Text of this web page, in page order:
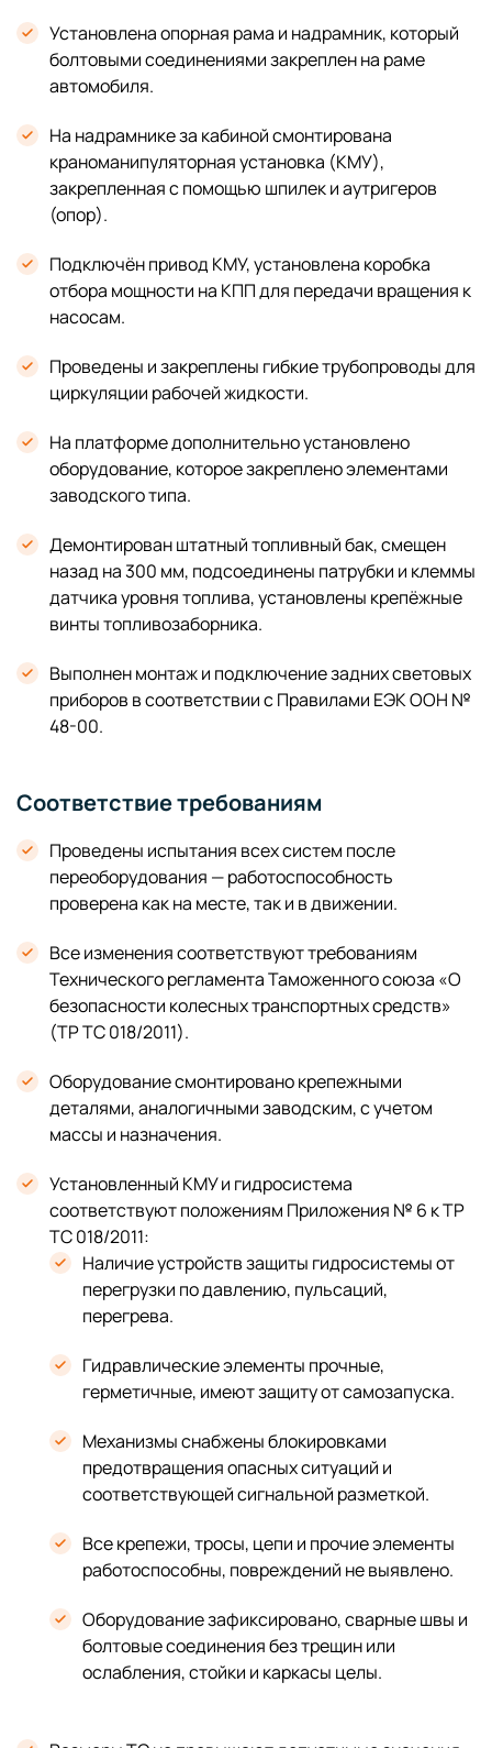
Установлена опорная рама и надрамник, который
болтовыми соединениями закреплен на раме
автомобиля.
На надрамнике за кабиной смонтирована
краноманипуляторная установка (КМУ),
закрепленная с помощью шпилек и аутригеров
(опор).
Подключён привод КМУ, установлена коробка
отбора мощности на КПП для передачи вращения к
насосам.
Проведены и закреплены гибкие трубопроводы для
циркуляции рабочей жидкости.
На платформе дополнительно установлено
оборудование, которое закреплено элементами
заводского типа.
Демонтирован штатный топливный бак, смещен
назад на 300 мм, подсоединены патрубки и клеммы
датчика уровня топлива, установлены крепёжные
винты топливозаборника.
Выполнен монтаж и подключение задних световых
приборов в соответствии с Правилами ЕЭК ООН №
48-00.
Соответствие требованиям
Проведены испытания всех систем после
переоборудования — работоспособность
проверена как на месте, так и в движении.
Все изменения соответствуют требованиям
Технического регламента Таможенного союза «О
безопасности колесных транспортных средств»
(ТР ТС 018/2011).
Оборудование смонтировано крепежными
деталями, аналогичными заводским, с учетом
массы и назначения.
Установленный КМУ и гидросистема
соответствуют положениям Приложения № 6 к ТР
ТС 018/2011:
Наличие устройств защиты гидросистемы от
перегрузки по давлению, пульсаций,
перегрева.
Гидравлические элементы прочные,
герметичные, имеют защиту от самозапуска.
Механизмы снабжены блокировками
предотвращения опасных ситуаций и
соответствующей сигнальной разметкой.
Все крепежи, тросы, цепи и прочие элементы
работоспособны, повреждений не выявлено.
Оборудование зафиксировано, сварные швы и
болтовые соединения без трещин или
ослабления, стойки и каркасы целы.